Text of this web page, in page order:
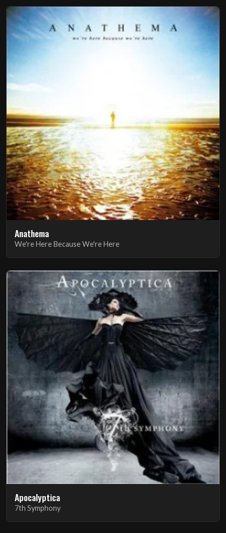
Anathema
We're Here Because We're Here
Apocalyptica
7th Symphony